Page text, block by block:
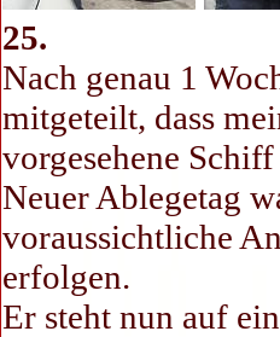
25.
Nach genau 1
mitgeteilt, dass
vorgesehene Schiff
Neuer Ablegetag
voraussichtliche
erfolgen.
Er steht nun auf